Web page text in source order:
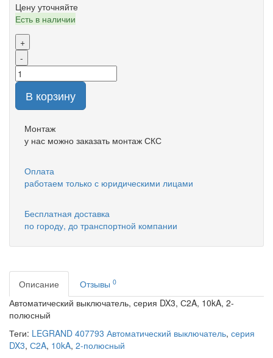
Цену уточняйте
Есть в наличии
+
-
В корзину
Монтаж
у нас можно заказать монтаж СКС
Оплата
работаем только с юридическими лицами
Бесплатная доставка
по городу, до транспортной компании
Описание Отзывы 0
Автоматический выключатель, серия DX3, С2A, 10kA, 2-
полюсный
Теги: LEGRAND 407793 Автоматический выключатель, серия
DX3, С2A, 10kA, 2-полюсный